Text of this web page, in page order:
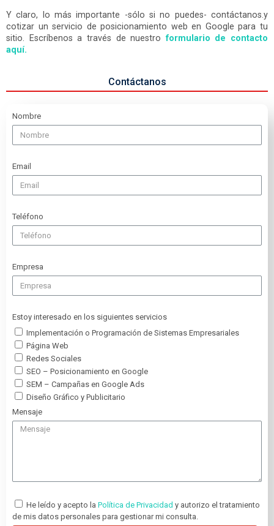
Y claro, lo más importante -sólo si no puedes- contáctanos.y
cotizar un servicio de posicionamiento web en Google para tu
sitio. Escríbenos a través de nuestroformulario de contacto
aquí.
Contáctanos
Nombre
Email
Teléfono
Empresa
Estoy interesado en los siguientes servicios
Implementación o Programación de Sistemas Empresariales
Página Web
Redes Sociales
SEO – Posicionamiento en Google
SEM – Campañas en Google Ads
Diseño Gráfico y Publicitario
Mensaje
He leído y acepto la Política de Privacidad y autorizo el tratamiento
de mis datos personales para gestionar mi consulta.